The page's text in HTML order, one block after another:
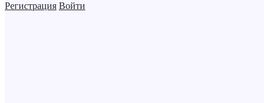
Регистрация Войти